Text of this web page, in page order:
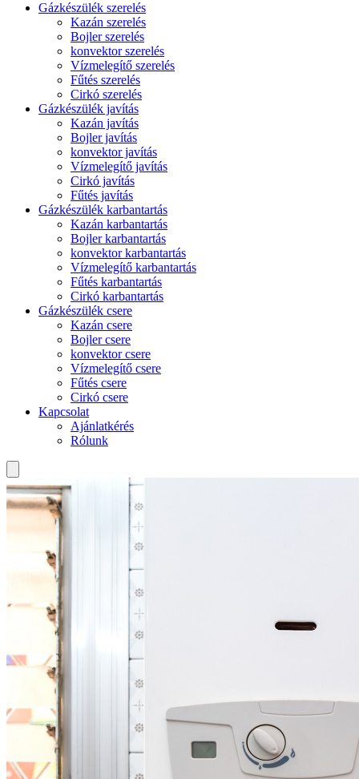
Gázkészülék szerelés
Kazán szerelés
Bojler szerelés
konvektor szerelés
Vízmelegítő szerelés
Fűtés szerelés
Cirkó szerelés
Gázkészülék javítás
Kazán javítás
Bojler javítás
konvektor javítás
Vízmelegítő javítás
Cirkó javítás
Fűtés javítás
Gázkészülék karbantartás
Kazán karbantartás
Bojler karbantartás
konvektor karbantartás
Vízmelegítő karbantartás
Fűtés karbantartás
Cirkó karbantartás
Gázkészülék csere
Kazán csere
Bojler csere
konvektor csere
Vízmelegítő csere
Fűtés csere
Cirkó csere
Kapcsolat
Ajánlatkérés
Rólunk